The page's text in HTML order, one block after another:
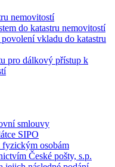
nemovitostí
do katastru nemovitostí
vkladu do katastru
pro dálkový přístup k
smlouvy
SIPO
osobám
České pošty, s.p.